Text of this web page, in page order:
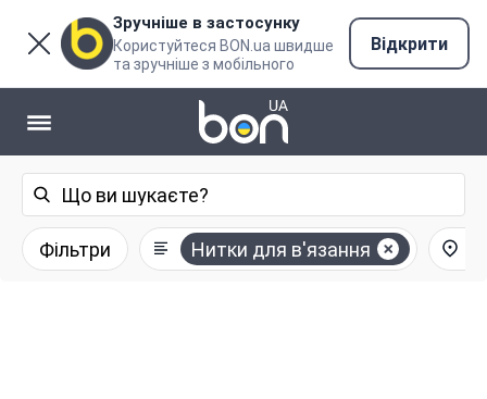
Зручніше в застосунку
Користуйтеся BON.ua швидше
та зручніше з мобільного
Відкрити
Фільтри Нитки для в'язання